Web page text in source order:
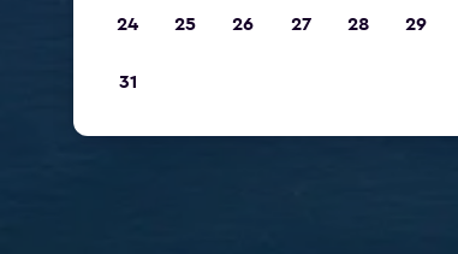
24 25 26 27 28 29
31